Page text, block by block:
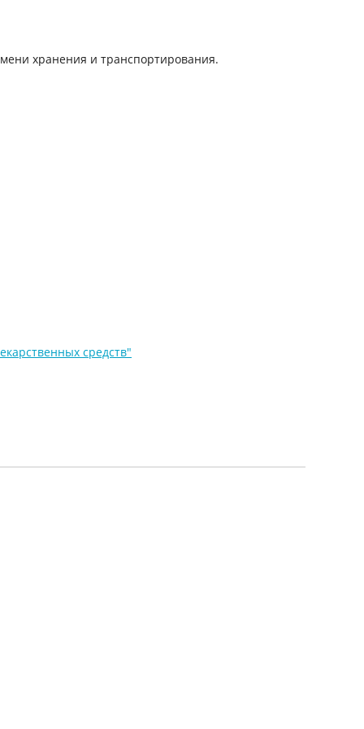
хранения и транспортирования.
средств"